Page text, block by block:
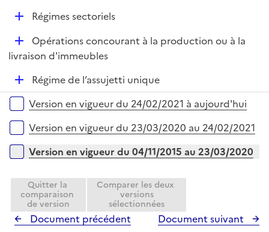
e
D
l
r
Régimes sectoriels
D
é
e
r
Opérations concourant à la production ou à la
livraison d'immeubles
D
é
p
e
Régime de l’assujetti unique
Versions sur la période
Version en vigueur du 24/02/2021 à aujourd'hui
Version en vigueur du 23/03/2020 au 24/02/2021
Version en vigueur du 04/11/2015 au 23/03/2020
Quitter la
comparaison
de version
Comparer les deux
versions
sélectionnées
Document précédent Document suivant